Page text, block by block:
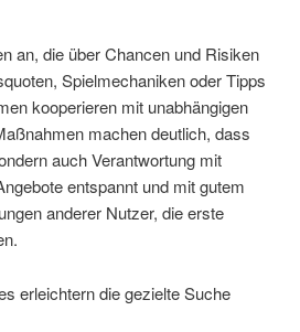
an, die über Chancen und Risiken
Spielmechaniken oder Tipps
kooperieren mit unabhängigen
machen deutlich, dass
auch Verantwortung mit
entspannt und mit gutem
anderer Nutzer, die erste
erleichtern die gezielte Suche